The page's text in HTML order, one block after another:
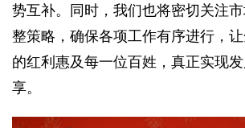
势互补。同时，我们也将密切关注
整策略，确保各项工作有序进行，
的红利惠及每一位百姓，真正实现
享。